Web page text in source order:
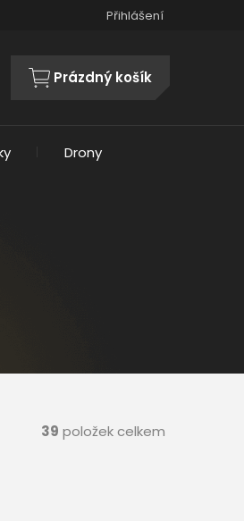
Přihlášení
NÁKUPNÍ
Prázdný košík
Drony
39 položek celkem